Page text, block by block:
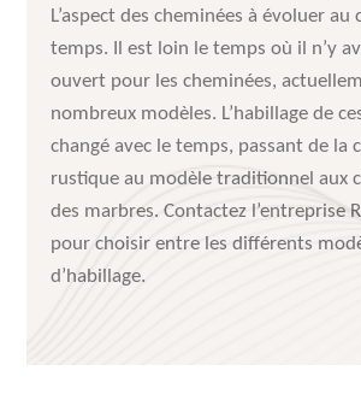
L’aspect des cheminées à évoluer au
temps. Il est loin le temps où il n’y
ouvert pour les cheminées,
nombreux modèles. L’habillage de
changé avec le temps, passant de la
rustique au modèle traditionnel aux
des marbres. Contactez l’entreprise
pour choisir entre les différents
d’habillage.